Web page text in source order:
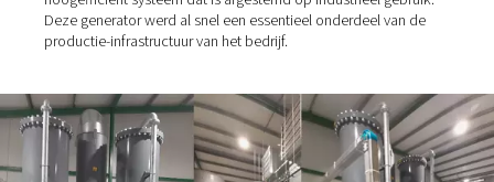
De beslissing om ter plaatse met de productie van
beginnen, werd gedreven door de noodzaak om een
zuiverheid van 99,999% nodig is. Betrouwbaar en
kosteneffectief inspelen op deze vraag met externe
vormde zowel financiële als logistieke uitdagingen.